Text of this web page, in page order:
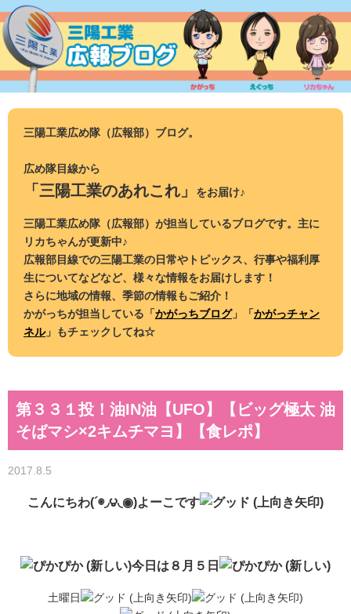
ン
テ
ツ
三陽工業広め隊（広報部）ブログ。
広め隊目線から
「三陽工業のあれこれ」 をお届け♪
三陽工業広め隊（広報部）が担当しているブログです。主に
リカちゃんが更新中♪
広報部目線での三陽工業の日常やトピックス、行事や福利厚
生についてなどなど、様々な情報をお届けします！
さらに地域の情報、季節の情報もご紹介！
かがっちが担当している「かがっちブログ」「かがっチャン
ネル」もチェックしてね☆
第３３１投！油IN油【UFO】【ビッグ極太 油
そばマシ×2キムチマヨ】【食レポ】
2017.8.5
こんにちわ(´◉◞౪◟◉)よーこです
今日は８月５日
土曜日